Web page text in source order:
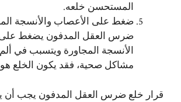
المستحسن خلعه.
ضغط على الأعصاب والأنسجة
ضرس العقل المدفون يضغط على
الأنسجة المجاورة ويتسبب في
مشاكل صحية، فقد يكون الخلع هو
قرار خلع ضرس العقل المدفون يجب أن